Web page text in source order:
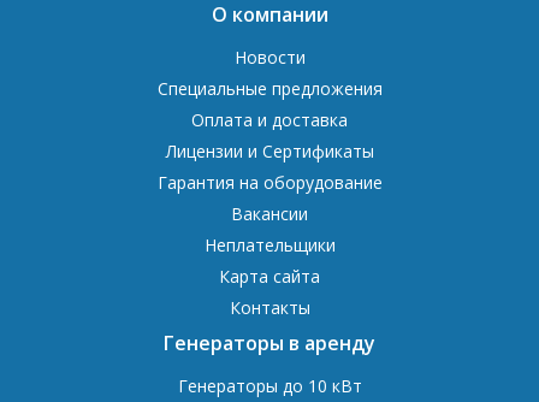
О компании
Новости
Специальные предложения
Оплата и доставка
Лицензии и Сертификаты
Гарантия на оборудование
Вакансии
Неплательщики
Карта сайта
Контакты
Генераторы в аренду
Генераторы до 10 кВт